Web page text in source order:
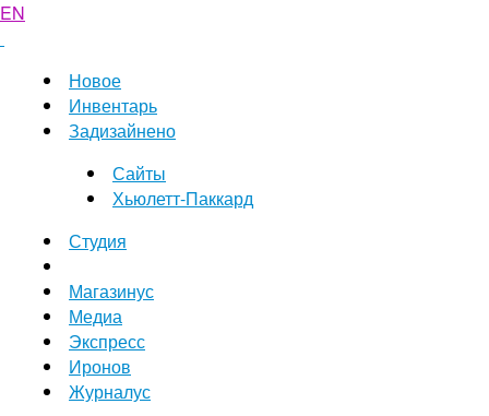
EN
Новое
Инвентарь
Задизайнено
Сайты
Хьюлетт-Паккард
Студия
Магазинус
Медиа
Экспресс
Иронов
Журналус